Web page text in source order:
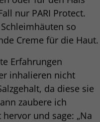
nur PARI Protect.
so
Creme für die Haut.
Erfahrungen
inhalieren nicht
da diese sie
zaubere ich
und sage: „Na